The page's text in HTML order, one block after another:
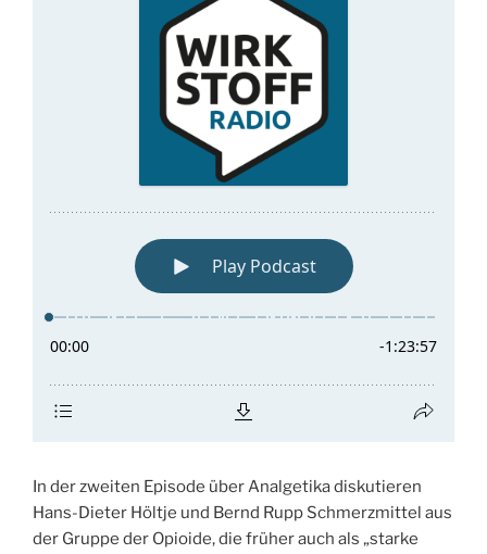
In der zweiten Episode über Analgetika diskutieren
Hans-Dieter Höltje und Bernd Rupp Schmerzmittel aus
der Gruppe der Opioide, die früher auch als „starke